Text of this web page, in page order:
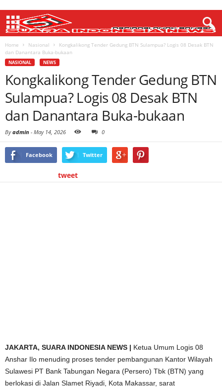
Home Nasional
Kongkalikong Tender Gedung BTN Sulampua? Logis 08 Desak BTN
dan Danantara Buka-bukaan
NASIONAL NEWS
Kongkalikong Tender Gedung BTN
Sulampua? Logis 08 Desak BTN
dan Danantara Buka-bukaan
Byadmin - May 14, 2026 0
Facebook Twitter
tweet
JAKARTA, SUARA INDONESIA NEWS | Ketua Umum Logis 08
Anshar Ilo menuding proses tender pembangunan Kantor Wilayah
Sulawesi PT Bank Tabungan Negara (Persero) Tbk (BTN) yang
berlokasi di Jalan Slamet Riyadi, Kota Makassar, sarat